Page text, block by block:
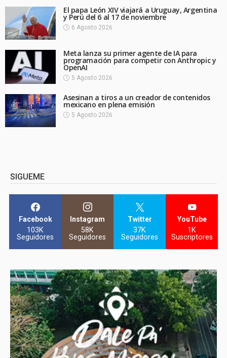
El papa León XIV viajará a Uruguay, Argentina
y Perú del 6 al 17 de noviembre
6 Agosto 2026
Meta lanza su primer agente de IA para
programación para competir con Anthropic y
OpenAI
5 Agosto 2026
Asesinan a tiros a un creador de contenidos
mexicano en plena emisión
5 Agosto 2026
SIGUEME
Facebook
103K
Seguidores
Instagram
58K
Seguidores
Twitter
37K
Seguidores
YouTube
1K
Suscriptores